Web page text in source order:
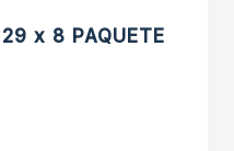
x 8 PAQUETE